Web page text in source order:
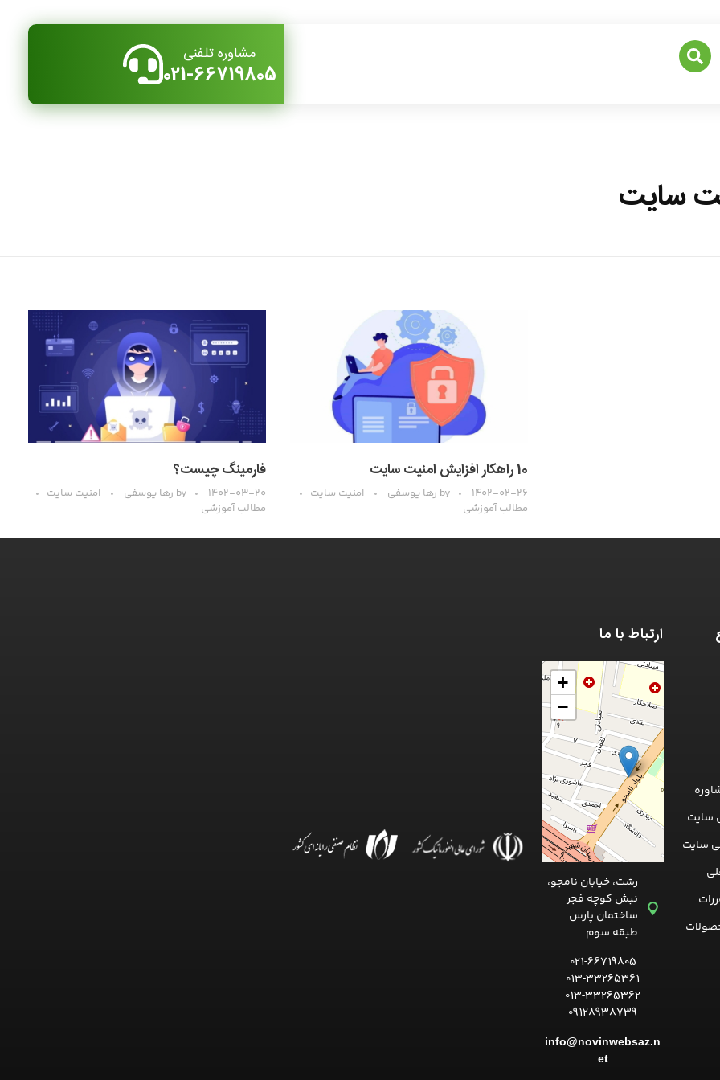
مشاوره تلفنی
021-66719805
فارمینگ چیست؟
۱۴۰۲-۰۳-۲۰ by رها یوسفی
امنیت سایت
مطالب آموزشی
10 راهکار افزایش امنیت سایت
۱۴۰۲-۰۲-۲۶ by رها یوسفی
امنیت سایت
مطالب آموزشی
سایت
سایت
ارتباط با ما
+
−
رشت، خیابان نامجو،
نبش کوچه فجر
ساختمان پارس
طبقه سوم
021-66719805
013-33265361
013-33265362
09128938739
info@novinwebsaz.n
et